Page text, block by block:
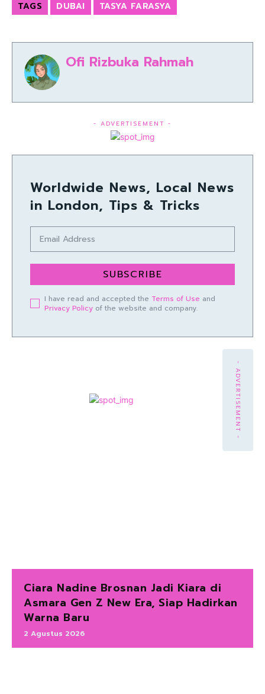
TAGS DUBAI TASYA FARASYA
Ofi Rizbuka Rahmah
- ADVERTISEMENT -
Worldwide News, Local News
in London, Tips & Tricks
SUBSCRIBE
I have read and accepted the Terms of Use and
Privacy Policy of the website and company.
- ADVERTISEMENT -
Ciara Nadine Brosnan Jadi Kiara di
Asmara Gen Z New Era, Siap Hadirkan
Warna Baru
2 Agustus 2026